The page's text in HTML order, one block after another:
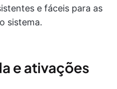
e fáceis para as
sistema.
e ativações